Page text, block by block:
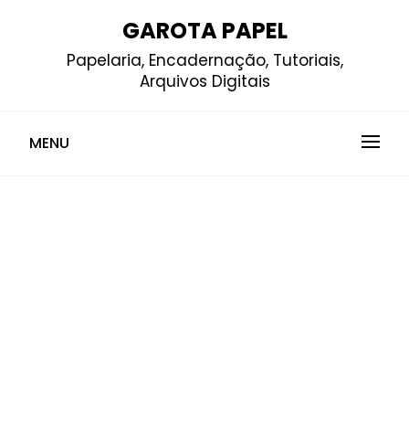
GAROTA PAPEL
Papelaria, Encadernação, Tutoriais,
Arquivos Digitais
MENU